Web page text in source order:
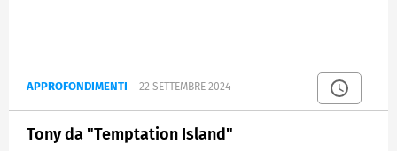
APPROFONDIMENTI 22 SETTEMBRE 2024
Tony da "Temptation Island"